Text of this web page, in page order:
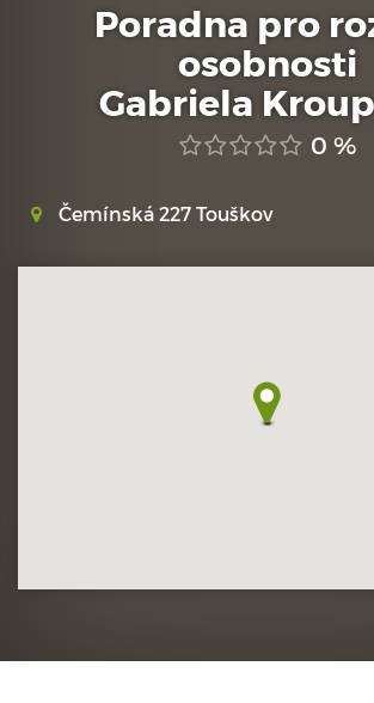
Poradna pro
osobnosti
Gabriela
0 %
Čemínská 227 Touškov